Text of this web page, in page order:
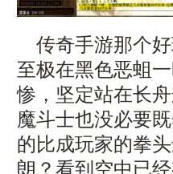
传奇手游那个好
至极在黑色恶蛆
惨，坚定站在长
魔斗士也没必要
的比成玩家的拳
朗？看到空中已